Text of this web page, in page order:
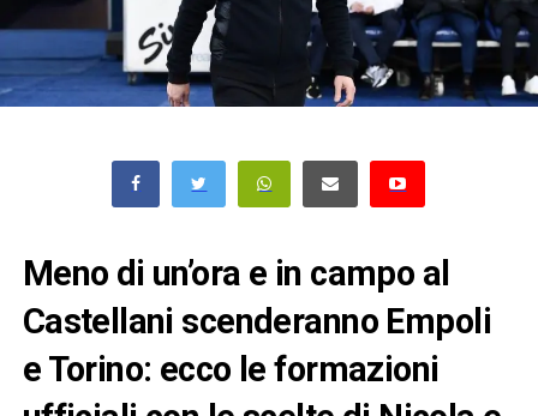
Meno di un’ora e in campo al
Castellani scenderanno Empoli
e Torino: ecco le formazioni